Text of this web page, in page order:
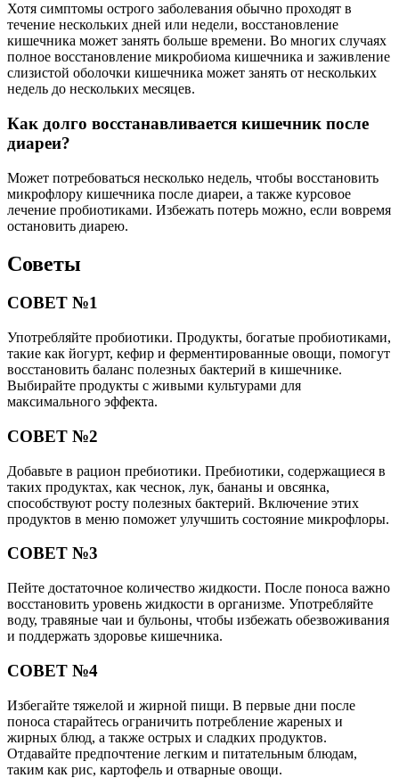
Хотя симптомы острого заболевания обычно проходят в
течение нескольких дней или недели, восстановление
кишечника может занять больше времени. Во многих случаях
полное восстановление микробиома кишечника и заживление
слизистой оболочки кишечника может занять от нескольких
недель до нескольких месяцев.
Как долго восстанавливается кишечник после
диареи?
Может потребоваться несколько недель, чтобы восстановить
микрофлору кишечника после диареи, а также курсовое
лечение пробиотиками. Избежать потерь можно, если вовремя
остановить диарею.
Советы
СОВЕТ №1
Употребляйте пробиотики. Продукты, богатые пробиотиками,
такие как йогурт, кефир и ферментированные овощи, помогут
восстановить баланс полезных бактерий в кишечнике.
Выбирайте продукты с живыми культурами для
максимального эффекта.
СОВЕТ №2
Добавьте в рацион пребиотики. Пребиотики, содержащиеся в
таких продуктах, как чеснок, лук, бананы и овсянка,
способствуют росту полезных бактерий. Включение этих
продуктов в меню поможет улучшить состояние микрофлоры.
СОВЕТ №3
Пейте достаточное количество жидкости. После поноса важно
восстановить уровень жидкости в организме. Употребляйте
воду, травяные чаи и бульоны, чтобы избежать обезвоживания
и поддержать здоровье кишечника.
СОВЕТ №4
Избегайте тяжелой и жирной пищи. В первые дни после
поноса старайтесь ограничить потребление жареных и
жирных блюд, а также острых и сладких продуктов.
Отдавайте предпочтение легким и питательным блюдам,
таким как рис, картофель и отварные овощи.